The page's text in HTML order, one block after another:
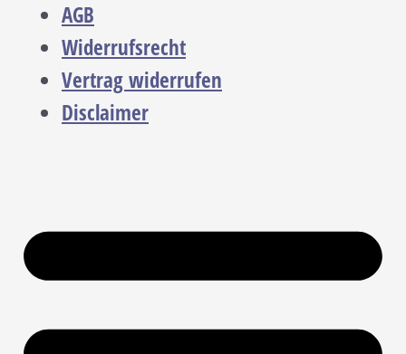
AGB
Widerrufsrecht
Vertrag widerrufen
Disclaimer